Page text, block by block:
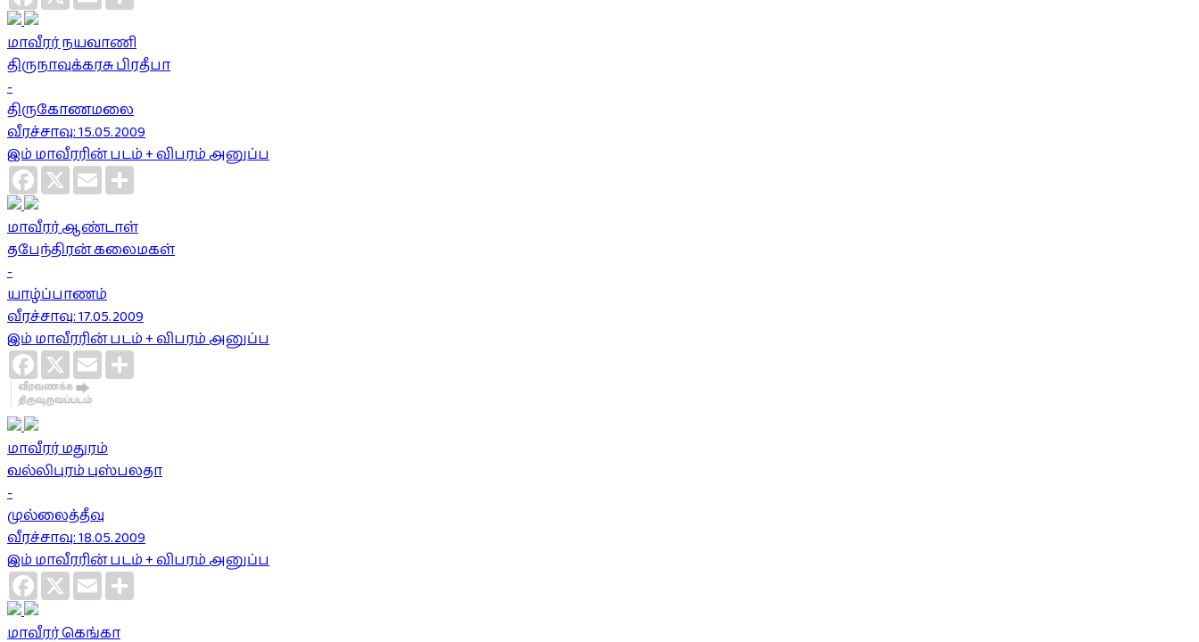
மாவீரர் நயவாணி
திருநாவுக்கரசு பிரதீபா
-
திருகோணமலை
வீரச்சாவு: 15.05.2009
இம் மாவீரரின் படம் + விபரம் அனுப்ப
Facebook
X Email
மாவீரர் ஆண்டாள்
தபேந்திரன் கலைமகள்
-
யாழ்ப்பாணம்
வீரச்சாவு: 17.05.2009
இம் மாவீரரின் படம் + விபரம் அனுப்ப
Facebook
X Email
மாவீரர் மதுரம்
வல்லிபுரம் புஸ்பலதா
-
முல்லைத்தீவு
வீரச்சாவு: 18.05.2009
இம் மாவீரரின் படம் + விபரம் அனுப்ப
Facebook
X Email
மாவீரர் கெங்கா